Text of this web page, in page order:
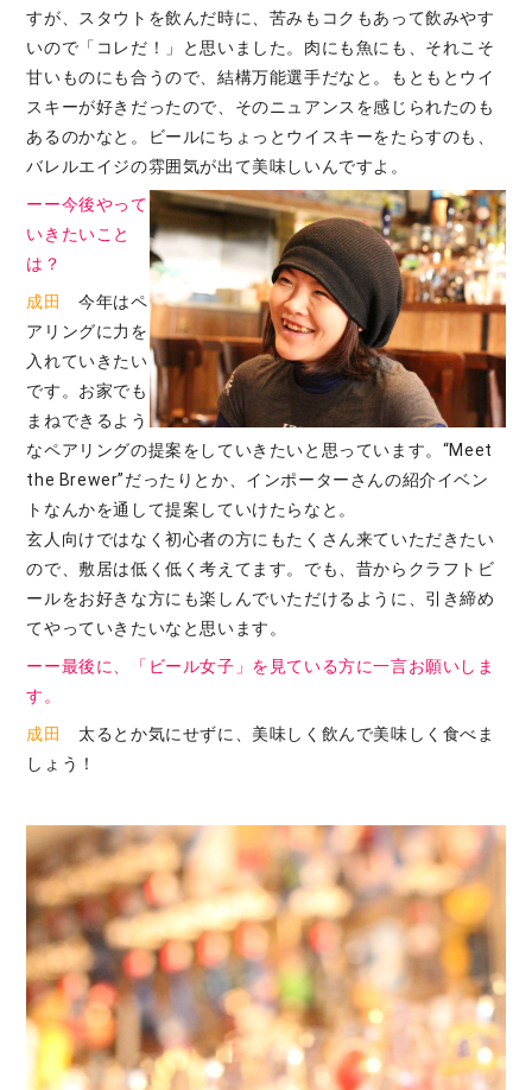
すが、スタウトを飲んだ時に、苦みもコクもあって飲みやす
いので「コレだ！」と思いました。肉にも魚にも、それこそ
甘いものにも合うので、結構万能選手だなと。もともとウイ
スキーが好きだったので、そのニュアンスを感じられたのも
あるのかなと。ビールにちょっとウイスキーをたらすのも、
バレルエイジの雰囲気が出て美味しいんですよ。
ーー今後やって
いきたいこと
は？
成田
今年はペ
アリングに力を
入れていきたい
です。お家でも
まねできるよう
なペアリングの提案をしていきたいと思っています。“Meet
the Brewer”だったりとか、インポーターさんの紹介イベン
トなんかを通して提案していけたらなと。
玄人向けではなく初心者の方にもたくさん来ていただきたい
ので、敷居は低く低く考えてます。でも、昔からクラフトビ
ールをお好きな方にも楽しんでいただけるように、引き締め
てやっていきたいなと思います。
ーー最後に、「ビール女子」を見ている方に一言お願いしま
す。
成田
太るとか気にせずに、美味しく飲んで美味しく食べま
しょう！